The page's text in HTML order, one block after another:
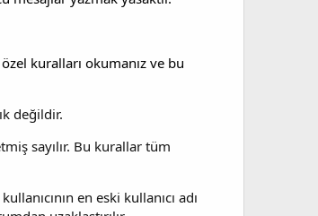
kuralları okumanız ve bu
değildir.
sayılır. Bu kurallar tüm
en eski kullanıcı adı